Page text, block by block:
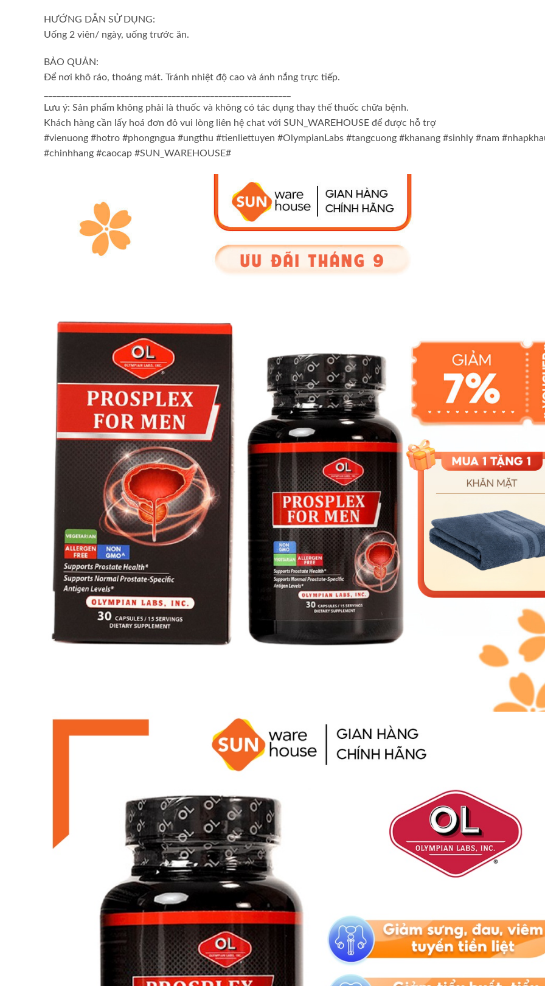
HƯỚNG DẪN SỬ DỤNG:
Uống 2 viên/ ngày, uống trước ăn.
BẢO QUẢN:
Để nơi khô ráo, thoáng mát. Tránh nhiệt độ cao và ánh nắng trực tiếp.
Lưu ý: Sản phẩm không phải là thuốc và không có tác dụng thay thế thuốc chữa bệnh.
Khách hàng cần lấy hoá đơn đỏ vui lòng liên hệ chat với SUN_WAREHOUSE để được hỗ trợ
#vienuong #hotro #phongngua #ungthu #tienliettuyen #OlympianLabs #tangcuong #khanang #sinhly #nam
#chinhhang #caocap #SUN_WAREHOUSE#